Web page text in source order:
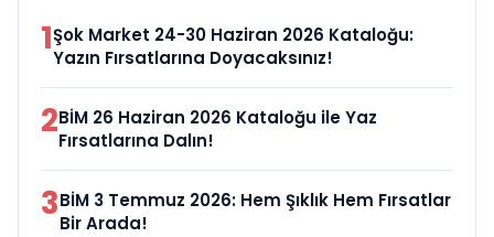
1Şok Market 24-30 Haziran 2026 Kataloğu:
Yazın Fırsatlarına Doyacaksınız!
2BİM 26 Haziran 2026 Kataloğu ile Yaz
Fırsatlarına Dalın!
3BİM 3 Temmuz 2026: Hem Şıklık Hem Fırsatlar
Bir Arada!